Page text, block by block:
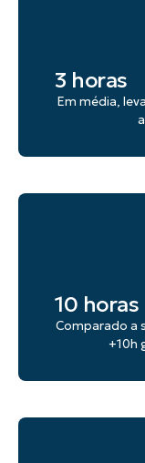
3 horas
Em média,
10 horas
Comparado a
+10h